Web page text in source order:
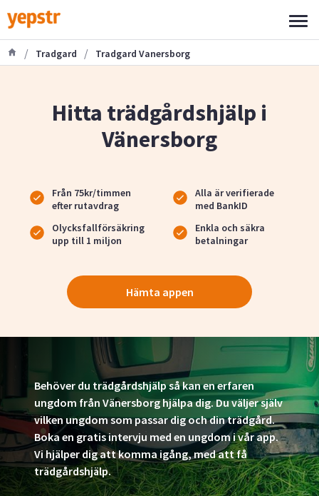
/ Tradgard / Tradgard Vanersborg
Hitta trädgårdshjälp i
Vänersborg
Från 75kr/timmen
efter rutavdrag
Alla är verifierade
med BankID
Olycksfallförsäkring
upp till 1 miljon
Enkla och säkra
betalningar
Hämta appen
Behöver du trädgårdshjälp så kan en erfaren
ungdom från Vänersborg hjälpa dig. Du väljer själv
vilken ungdom som passar dig och din trädgård.
Boka en gratis intervju med en ungdom i vår app.
Vi hjälper dig att komma igång, med att få
trädgårdshjälp.